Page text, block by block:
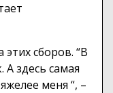
сборов. “В
здесь самая
меня “, –